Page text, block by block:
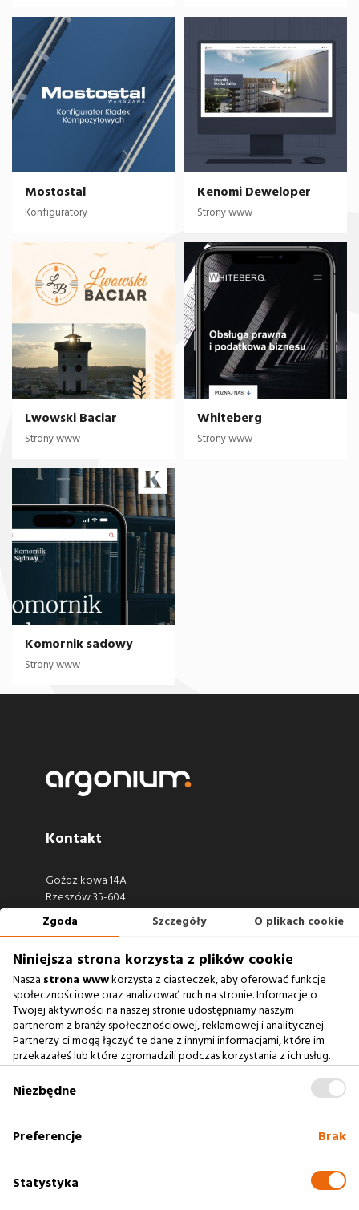
Mostostal
Konfiguratory
Kenomi Deweloper
Strony www
Lwowski Baciar
Strony www
Whiteberg
Strony www
Komornik sadowy
Strony www
Kontakt
Goździkowa 14A
Rzeszów 35-604
660 722 441
Zobacz również
Agencja Interaktywna
Baza Wiedzy
Polityka cookies
Zgoda Szczegóły O plikach cookie
Niniejsza strona korzysta z plików cookie
Nasza strona wwwkorzysta z ciasteczek, aby oferować funkcje
społecznościowe oraz analizować ruch na stronie. Informacje o
Twojej aktywności na naszej stronie udostępniamy naszym
partnerom z branży społecznościowej, reklamowej i analitycznej.
Partnerzy ci mogą łączyć te dane z innymi informacjami, które im
przekazałeś lub które zgromadzili podczas korzystania z ich usług.
na prawidłowe działanie serwisu
Niezbędne
Preferencje Brak
Statystyka